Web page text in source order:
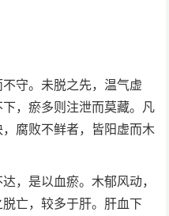
守。未脱之先，温气虚
，瘀多则注泄而莫藏。凡
腐败不鲜者，皆阳虚而木
，是以血瘀。木郁风动，
亡，较多于肝。肝血下